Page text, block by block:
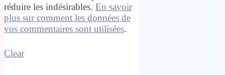
réduire les indésirables. En savoir
plus sur comment les données de
vos commentaires sont utilisées.
Clear